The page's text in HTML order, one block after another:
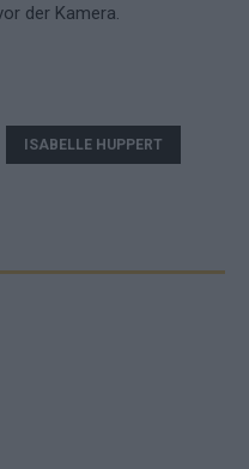
der Kamera.
ISABELLE HUPPERT